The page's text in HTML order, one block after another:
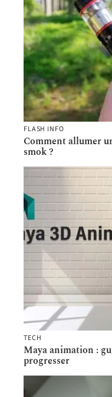
FLASH INFO
Comment allumer
smok ?
TECH
Maya animation :
progresser